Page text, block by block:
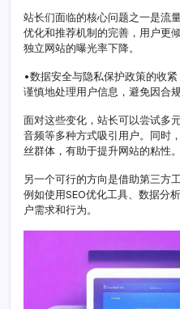
站长们面临的核心问题之一是流
优化和推荐机制的完善，用户更
独立网站的曝光率下降。
•数据安全与隐私保护政策的收
谨慎地处理用户信息，避免因合
面对这些变化，站长可以尝试多
音频等多种方式吸引用户。同时
丝群体，有助于提升网站的粘性。
另一个可行的方向是借助第三方
例如使用SEO优化工具、数据分
户需求和行为。